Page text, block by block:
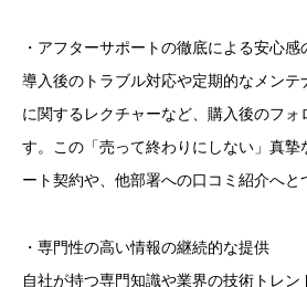
・アフターサポートの徹底による安心感
導入後のトラブル対応や定期的なメン
に関するレクチャーなど、購入後のフォ
す。この「売って終わりにしない」真
ート契約や、他部署への口コミ紹介へと
・専門性の高い情報の継続的な提供
自社が持つ専門知識や業界の技術トレ